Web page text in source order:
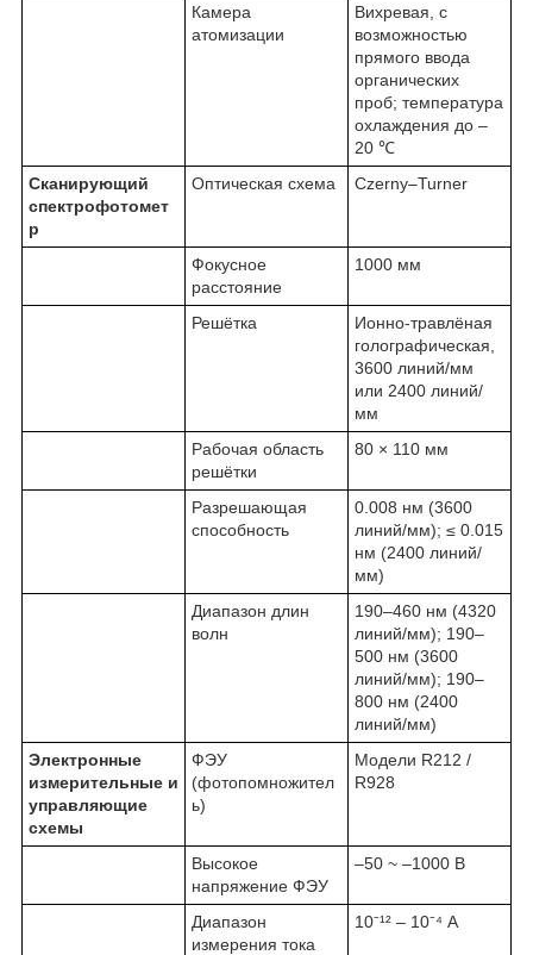
Камера
атомизации
Вихревая, с
возможностью
прямого ввода
органических
проб; температура
охлаждения до –
20 ℃
Сканирующий
спектрофотомет
р
Оптическая схема Czerny–Turner
Фокусное
расстояние
1000 мм
Решётка
Ионно-травлёная
голографическая,
3600 линий/мм
или 2400 линий/
мм
Рабочая область
решётки
80 × 110 мм
Разрешающая
способность
0.008 нм (3600
линий/мм); ≤ 0.015
нм (2400 линий/
мм)
Диапазон длин
волн
190–460 нм (4320
линий/мм); 190–
500 нм (3600
линий/мм); 190–
800 нм (2400
линий/мм)
Электронные
измерительные и
управляющие
схемы
ФЭУ
(фотопомножител
ь)
Модели R212 /
R928
Высокое
напряжение ФЭУ
–50 ~ –1000 В
Диапазон
измерения тока
10⁻¹² – 10⁻⁴ А